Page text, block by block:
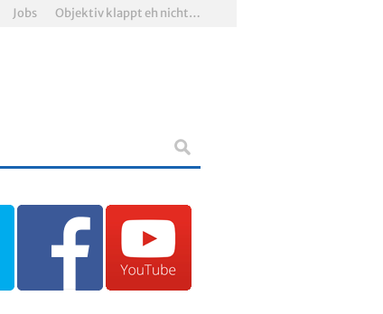
Jobs Objektiv klappt eh nicht…